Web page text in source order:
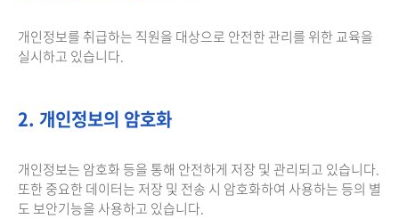
개인정보를 취급하는 직원을 대상으로 안전한 관리를 위한 교육을
실시하고 있습니다.
2. 개인정보의 암호화
개인정보는 암호화 등을 통해 안전하게 저장 및 관리되고 있습니다.
또한 중요한 데이터는 저장 및 전송 시 암호화하여 사용하는 등의 별
도 보안기능을 사용하고 있습니다.